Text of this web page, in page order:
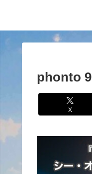
phonto 9
X